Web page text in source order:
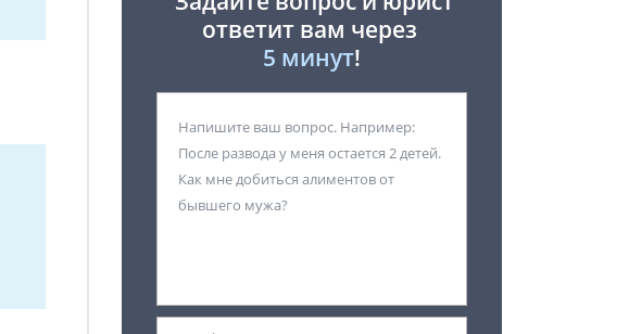
ответит вам через
5 минут!